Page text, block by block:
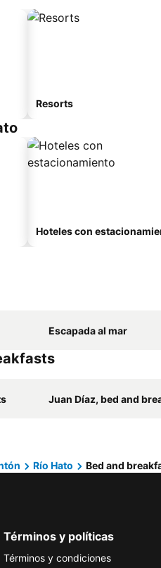
Resorts
Hoteles con
Escapada al mar
Juan Díaz, bed and
Río Hato Bed and
Términos y políticas
Términos y condiciones